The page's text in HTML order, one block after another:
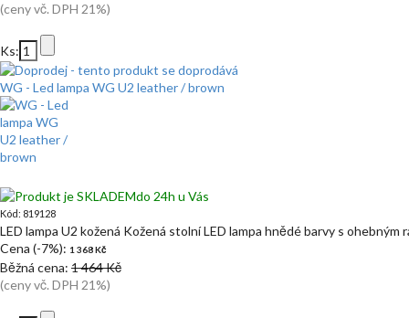
(ceny vč. DPH 21%)
Ks:
WG - Led lampa WG U2 leather / brown
do 24h u Vás
Kód: 819128
LED lampa U2 kožená Kožená stolní LED lampa hnědé barvy s ohebným
Cena (-7%): 1 368 Kč
Běžná cena: 1 464 Kč
(ceny vč. DPH 21%)